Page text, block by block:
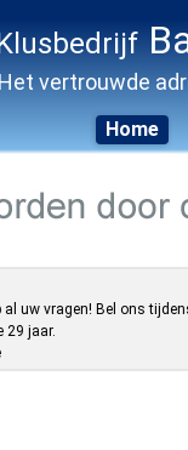
Het vertrouwde
Home
al uw vragen! Bel ons
29 jaar.